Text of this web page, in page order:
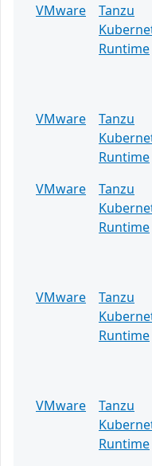
VMware
Tanzu
Runtime
VMware
Tanzu
Runtime
VMware
Tanzu
Runtime
VMware
Tanzu
Runtime
VMware
Tanzu
Runtime